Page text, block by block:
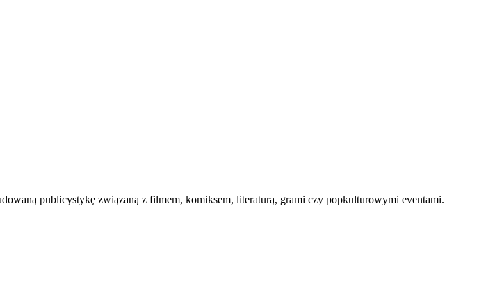
publicystykę związaną z filmem, komiksem, literaturą, grami czy popkulturowymi eventami.